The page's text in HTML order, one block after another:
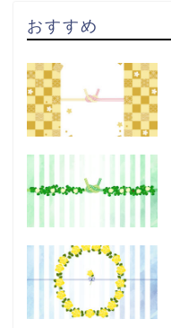
おすすめ